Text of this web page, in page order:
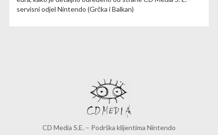
servisni odjel Nintendo (Grčka i Balkan)
CD Media S.E. – Podrška klijentima Nintendo